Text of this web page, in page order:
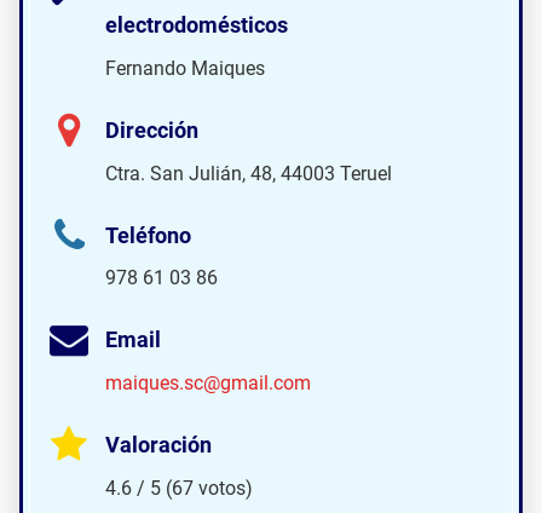
electrodomésticos
Fernando Maiques
Dirección
Ctra. San Julián, 48, 44003 Teruel
Teléfono
978 61 03 86
Email
maiques.sc@gmail.com
Valoración
4.6 / 5 (67 votos)